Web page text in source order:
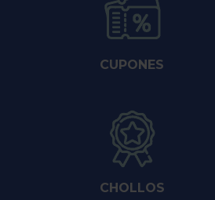
CUPONES
CHOLLOS